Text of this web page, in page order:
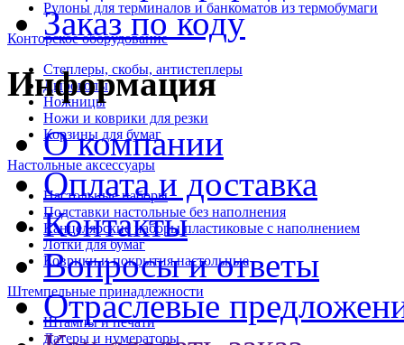
Рулоны для терминалов и банкоматов из термобумаги
Конторское оборудование
Степлеры, скобы, антистеплеры
Дыроколы
Ножницы
Ножи и коврики для резки
Корзины для бумаг
Настольные аксессуары
Настольные наборы
Подставки настольные без наполнения
Канцелярские наборы пластиковые с наполнением
Лотки для бумаг
Коврики и покрытия настольные
Штемпельные принадлежности
Штампы и печати
Датеры и нумераторы
Заказ по коду
Информация
О компании
Оплата и доставка
Контакты
Вопросы и ответы
Отраслевые